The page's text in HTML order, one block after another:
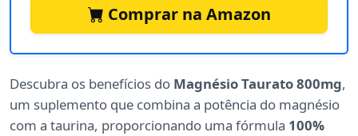
Comprar na Amazon
Descubra os benefícios do Magnésio Taurato 800mg,
um suplemento que combina a potência do magnésio
com a taurina, proporcionando uma fórmula 100%